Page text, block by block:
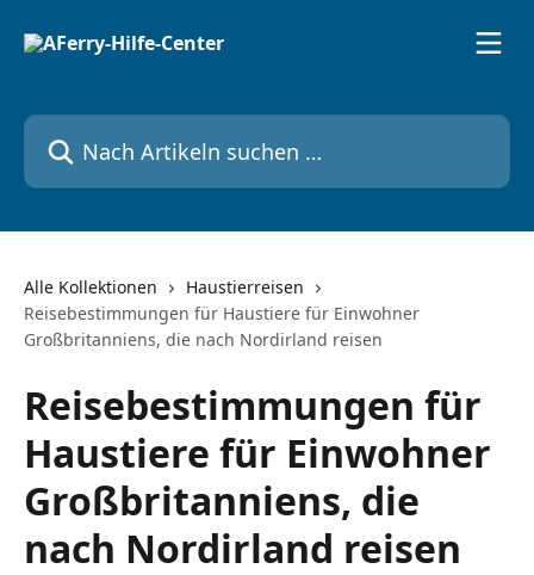
Nach Artikeln suchen …
Alle Kollektionen
Haustierreisen
Reisebestimmungen für Haustiere für Einwohner
Großbritanniens, die nach Nordirland reisen
Reisebestimmungen für
Haustiere für Einwohner
Großbritanniens, die
nach Nordirland reisen